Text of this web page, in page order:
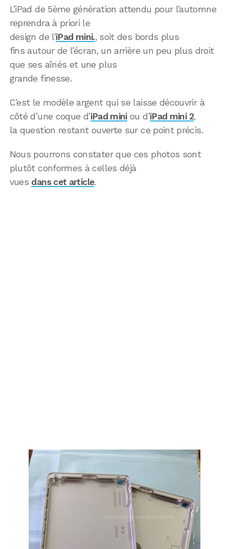
L’iPad de 5ème génération attendu pour l’automne
reprendra à priori le
design de l’iPad mini., soit des bords plus
fins autour de l’écran, un arrière un peu plus droit
que ses aînés et une plus
grande finesse.
C’est le modèle argent qui se laisse découvrir à
côté d’une coque d’iPad miniou d’iPad mini 2,
la question restant ouverte sur ce point précis.
Nous pourrons constater que ces photos sont
plutôt conformes à celles déjà
vues dans cet article.